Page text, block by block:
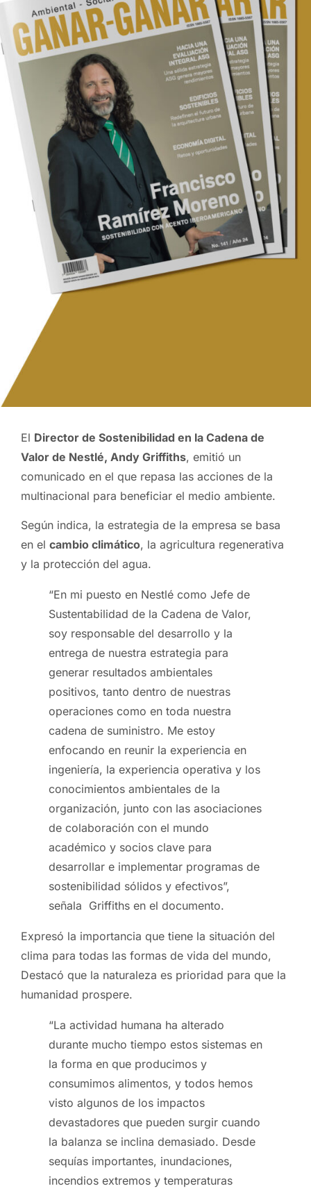
El Director de Sostenibilidad en la Cadena de
Valor de Nestlé, Andy Griffiths, emitió un
comunicado en el que repasa las acciones de la
multinacional para beneficiar el medio ambiente.
Según indica, la estrategia de la empresa se basa
en el cambio climático, la agricultura regenerativa
y la protección del agua.
“En mi puesto en Nestlé como Jefe de
Sustentabilidad de la Cadena de Valor,
soy responsable del desarrollo y la
entrega de nuestra estrategia para
generar resultados ambientales
positivos, tanto dentro de nuestras
operaciones como en toda nuestra
cadena de suministro. Me estoy
enfocando en reunir la experiencia en
ingeniería, la experiencia operativa y los
conocimientos ambientales de la
organización, junto con las asociaciones
de colaboración con el mundo
académico y socios clave para
desarrollar e implementar programas de
sostenibilidad sólidos y efectivos”,
señala Griffiths en el documento.
Expresó la importancia que tiene la situación del
clima para todas las formas de vida del mundo,
Destacó que la naturaleza es prioridad para que la
humanidad prospere.
“La actividad humana ha alterado
durante mucho tiempo estos sistemas en
la forma en que producimos y
consumimos alimentos, y todos hemos
visto algunos de los impactos
devastadores que pueden surgir cuando
la balanza se inclina demasiado. Desde
sequías importantes, inundaciones,
incendios extremos y temperaturas